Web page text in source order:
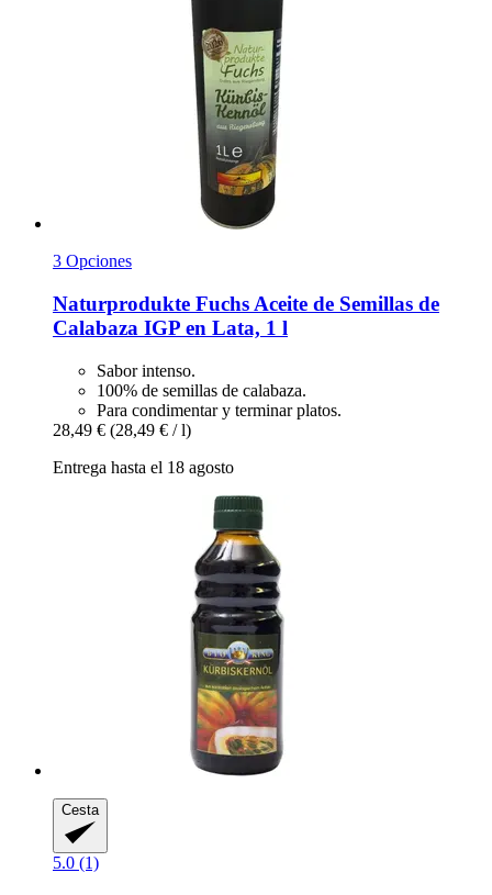
3 Opciones
Naturprodukte Fuchs Aceite de Semillas de
Calabaza IGP en Lata, 1 l
Sabor intenso.
100% de semillas de calabaza.
Para condimentar y terminar platos.
28,49 € (28,49 € / l)
Entrega hasta el 18 agosto
Cesta
5.0 (1)